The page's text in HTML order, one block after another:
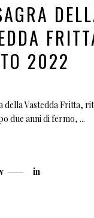
2022
della Vastedda Fritta,
due anni di fermo,
in